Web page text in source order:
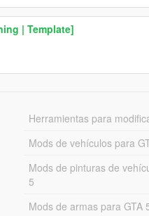
| Template]
Herramientas para
Mods de vehículos para
Mods de pinturas de
5
Mods de armas para GTA